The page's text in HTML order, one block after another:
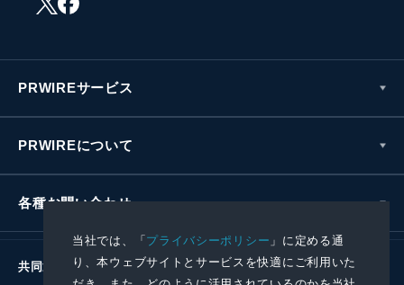
当社では、「プライバシーポリシー 」に定める通
り、本ウェブサイトとサービスを快適にご利用いた
PRWIREサービス
PRWIREについて
各種お問い合わせ
共同通信社グループ